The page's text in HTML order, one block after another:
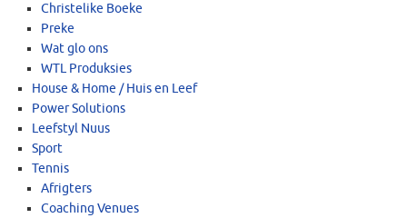
Christelike Boeke
Preke
Wat glo ons
WTL Produksies
House & Home / Huis en Leef
Power Solutions
Leefstyl Nuus
Sport
Tennis
Afrigters
Coaching Venues